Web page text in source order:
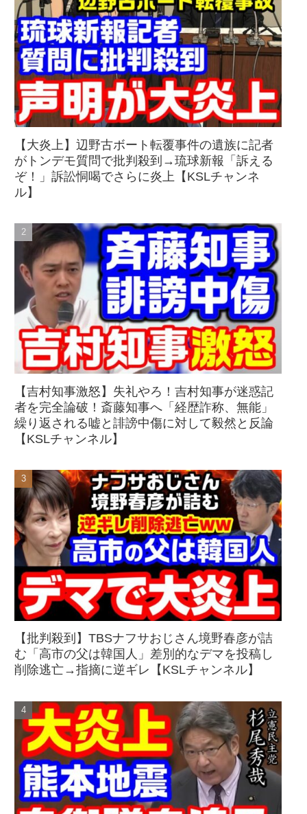
【大炎上】辺野古ボート転覆事件の遺族に記者
がトンデモ質問で批判殺到→琉球新報「訴える
ぞ！」訴訟恫喝でさらに炎上【KSLチャンネ
ル】
【吉村知事激怒】失礼やろ！吉村知事が迷惑記
者を完全論破！斎藤知事へ「経歴詐称、無能」
繰り返される嘘と誹謗中傷に対して毅然と反論
【KSLチャンネル】
【批判殺到】TBSナフサおじさん境野春彦が詰
む「高市の父は韓国人」差別的なデマを投稿し
削除逃亡→指摘に逆ギレ【KSLチャンネル】